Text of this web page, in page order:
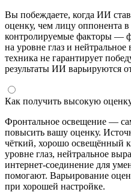
Вы побеждаете, когда ИИ
оценку, чем лицу оппонента
контролируемые факторы —
на уровне глаз и
техника не гарантирует
результаты ИИ варьируются
Как получить высокую
Фронтальное освещение —
повысить вашу оценку.
чёткий, хорошо освещённый
уровне глаз, нейтральное
интернет-соединение для
помогают. Варьирование
при хорошей настройке.